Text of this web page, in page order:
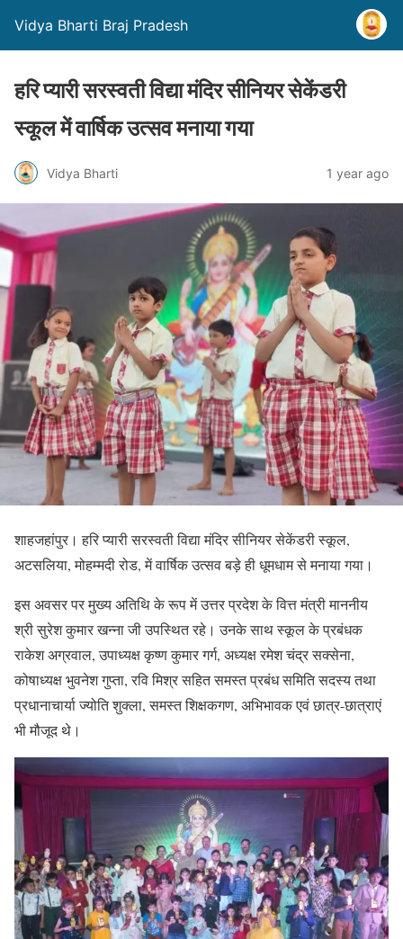
Vidya Bharti Braj Pradesh
हरि प्यारी सरस्वती विद्या मंदिर सीनियर सेकेंडरी
स्कूल में वार्षिक उत्सव मनाया गया
Vidya Bharti 1 year ago
शाहजहांपुर। हरि प्यारी सरस्वती विद्या मंदिर सीनियर सेकेंडरी स्कूल,
अटसलिया, मोहम्मदी रोड, में वार्षिक उत्सव बड़े ही धूमधाम से मनाया गया।
इस अवसर पर मुख्य अतिथि के रूप में उत्तर प्रदेश के वित्त मंत्री माननीय
श्री सुरेश कुमार खन्ना जी उपस्थित रहे। उनके साथ स्कूल के प्रबंधक
राकेश अग्रवाल, उपाध्यक्ष कृष्ण कुमार गर्ग, अध्यक्ष रमेश चंद्र सक्सेना,
कोषाध्यक्ष भुवनेश गुप्ता, रवि मिश्र सहित समस्त प्रबंध समिति सदस्य तथा
प्रधानाचार्या ज्योति शुक्ला, समस्त शिक्षकगण, अभिभावक एवं छात्र-छात्राएं
भी मौजूद थे।